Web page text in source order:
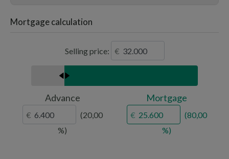
Mortgage calculation
Selling price:
Advance
20,00
Mortgage
80,00